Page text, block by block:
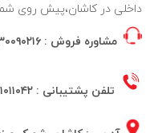
داخلی در کاشان،پیش روی
مشاوره فروش :
تلفن پشتیبانی :